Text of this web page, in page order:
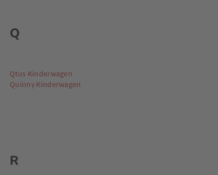
Q
Qtus Kinderwagen
Quinny Kinderwagen
R